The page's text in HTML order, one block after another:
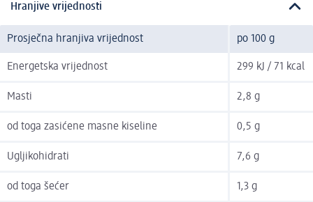
Hranjive vrijednosti
Prosječna hranjiva vrijednost po 100 g
Energetska vrijednost 299 kJ / 71 kcal
Masti 2,8 g
od toga zasićene masne kiseline 0,5 g
Ugljikohidrati 7,6 g
od toga šećer 1,3 g